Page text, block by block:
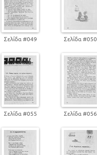
Σελίδα #049 Σελίδα #050
Σελίδα #055 Σελίδα #056